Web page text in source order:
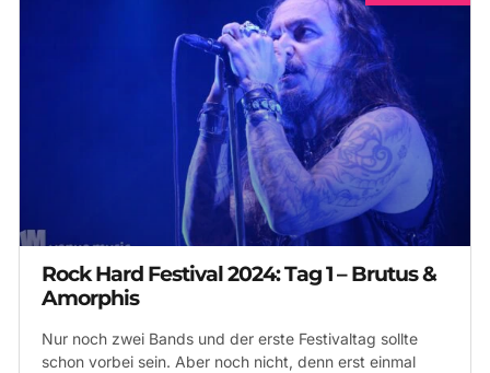
Rock Hard Festival 2024: Tag 1 – Brutus &
Amorphis
Nur noch zwei Bands und der erste Festivaltag sollte
schon vorbei sein. Aber noch nicht, denn erst einmal